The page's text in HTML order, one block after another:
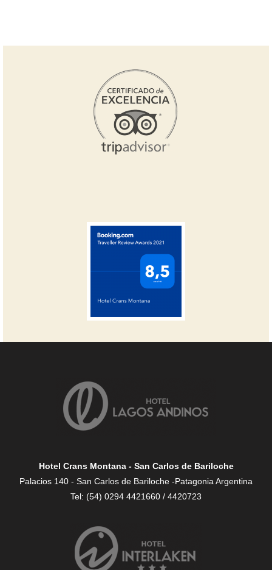
Hotel Crans Montana - San Carlos de Bariloche
Palacios 140 - San Carlos de Bariloche -Patagonia Argentina
Tel: (54) 0294 4421660 / 4420723